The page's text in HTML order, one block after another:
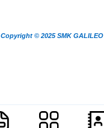
Copyright © 2025 SMK GALILEO